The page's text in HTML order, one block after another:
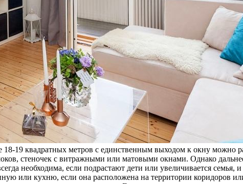
19 квадратных метров с единственным выходом к окну можно
стеночек с витражными или матовыми окнами. Однако
необходима, если подрастают дети или увеличивается семья, и
или кухню, если она расположена на территории коридоров